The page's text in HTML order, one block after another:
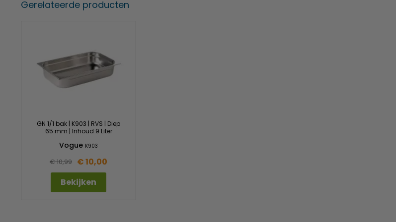
Gerelateerde producten
GN 1/1 bak | K903 | RVS | Diep
65 mm | Inhoud 9 Liter
Vogue K903
€ 10,99 € 10,00
Bekijken